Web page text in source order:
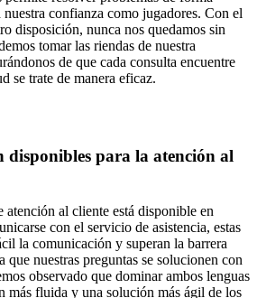
confianza como jugadores. Con el
disposición, nunca nos quedamos sin
tomar las riendas de nuestra
de que cada consulta encuentre
se trate de manera eficaz.
disponibles para la atención al
atención al cliente está disponible en
con el servicio de asistencia, estas
la comunicación y superan la barrera
que nuestras preguntas se solucionen con
observado que dominar ambos lenguas
más fluida y una solución más ágil de los